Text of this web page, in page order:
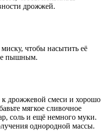
дрожжей.
чтобы насытить её
пышным.
к дрожжевой смеси и хорошо
мягкое сливочное
соль и ещё немного муки.
однородной массы.